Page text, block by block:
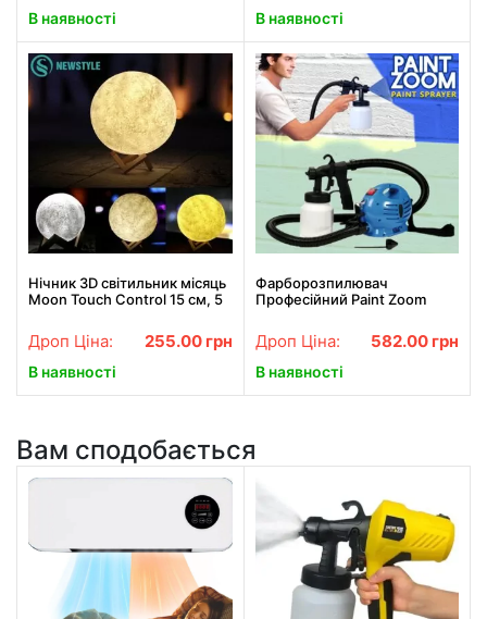
В наявності В наявності
Нічник 3D світильник місяць
Moon Touch Control 15 см, 5
Дроп Ціна: 255.00 грн
В наявності
Фарборозпилювач
Професійний Paint Zoom
Дроп Ціна: 582.00 грн
В наявності
Вам сподобається